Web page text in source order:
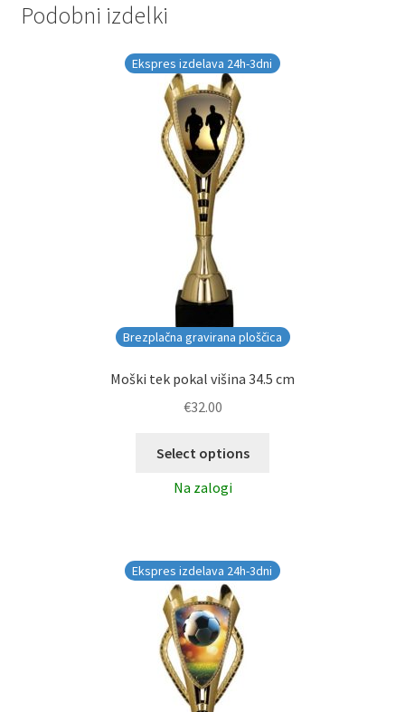
Podobni izdelki
Brezplačna gravirana ploščica
Ekspres izdelava 24h-3dni
Moški tek pokal višina 34.5 cm
€32.00
Select options
Na zalogi
Ekspres izdelava 24h-3dni